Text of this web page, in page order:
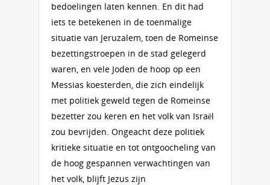
bedoelingen laten kennen. En dit had
iets te betekenen in de toenmalige
situatie van Jeruzalem, toen de Romeinse
bezettingstroepen in de stad gelegerd
waren, en vele Joden de hoop op een
Messias koesterden, die zich eindelijk
met politiek geweld tegen de Romeinse
bezetter zou keren en het volk van Israël
zou bevrijden. Ongeacht deze politiek
kritieke situatie en tot ontgoocheling van
de hoog gespannen verwachtingen van
het volk, blijft Jezus zijn